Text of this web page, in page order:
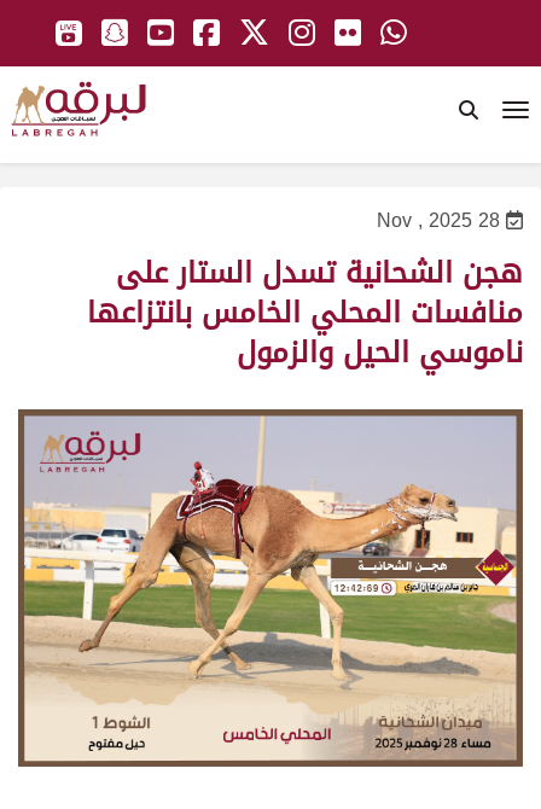
28 Nov , 2025
هجن الشحانية تسدل الستار على
منافسات المحلي الخامس بانتزاعها
ناموسي الحيل والزمول